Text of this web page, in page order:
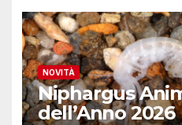
NOVITÀ
Niphargus
dell’Anno 2026